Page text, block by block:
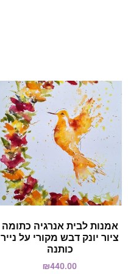
אמנות לבית אנרגיה כתומה
ציור יונק דבש מקורי על נייר
כותנה
₪440.00